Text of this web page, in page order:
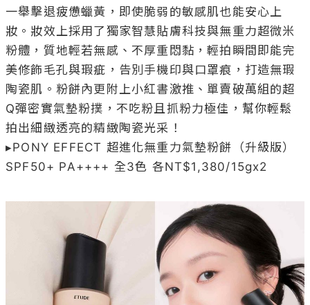
一舉擊退疲憊蠟黃，即使脆弱的敏感肌也能安心上
妝。妝效上採用了獨家智慧貼膚科技與無重力超微米
粉體，質地輕若無感、不厚重悶黏，輕拍瞬間即能完
美修飾毛孔與瑕疵，告別手機印與口罩痕，打造無瑕
陶瓷肌。粉餅內更附上小紅書激推、單賣破萬組的超
Q彈密實氣墊粉撲，不吃粉且抓粉力極佳，幫你輕鬆
拍出細緻透亮的精緻陶瓷光采！
▸PONY EFFECT 超進化無重力氣墊粉餅（升級版）
SPF50+ PA++++ 全3色 各NT$1,380/15gx2